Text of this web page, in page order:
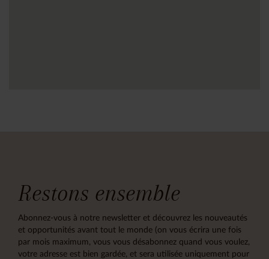
Restons ensemble
Abonnez-vous à notre newsletter et découvrez les nouveautés
et opportunités avant tout le monde (on vous écrira une fois
par mois maximum, vous vous désabonnez quand vous voulez,
votre adresse est bien gardée, et sera utilisée uniquement pour